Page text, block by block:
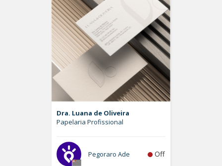
Dra. Luana de Oliveira
Papelaria Profissional
Pegoraro Ade Off